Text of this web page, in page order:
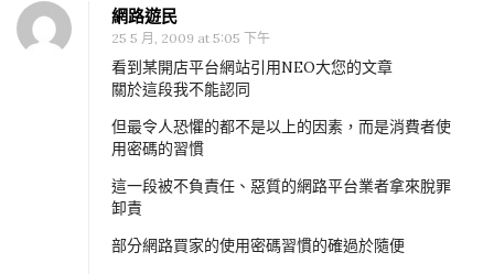
購
資
料
?
網路遊民
25 5 月, 2009 at 5:05 下午
看到某開店平台網站引用NEO大您的文章
關於這段我不能認同
但最令人恐懼的都不是以上的因素，而是消費者使
用密碼的習慣
這一段被不負責任、惡質的網路平台業者拿來脫罪
卸責
部分網路買家的使用密碼習慣的確過於隨便